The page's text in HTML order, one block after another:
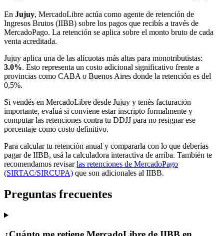
En Jujuy, MercadoLibre actúa como agente de retención de
Ingresos Brutos (IIBB) sobre los pagos que recibís a través de
MercadoPago. La retención se aplica sobre el monto bruto de cada
venta acreditada.
Jujuy aplica una de las alícuotas más altas para monotributistas:
3.0%. Esto representa un costo adicional significativo frente a
provincias como CABA o Buenos Aires donde la retención es del
0,5%.
Si vendés en MercadoLibre desde Jujuy y tenés facturación
importante, evaluá si conviene estar inscripto formalmente y
computar las retenciones contra tu DDJJ para no resignar ese
porcentaje como costo definitivo.
Para calcular tu retención anual y compararla con lo que deberías
pagar de IIBB, usá la calculadora interactiva de arriba. También te
recomendamos revisarlas retenciones de MercadoPago
(SIRTAC/SIRCUPA) que son adicionales al IIBB.
Preguntas frecuentes